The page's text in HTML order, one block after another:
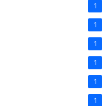
1
1
1
1
1
1